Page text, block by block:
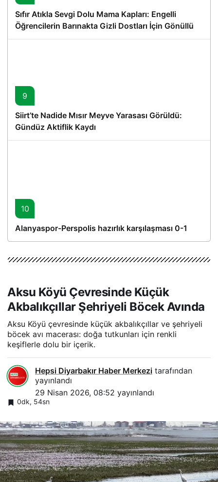
Sıfır Atıkla Sevgi Dolu Mama Kapları: Engelli
Öğrencilerin Barınakta Gizli Dostları İçin Gönüllü
Proje
9
Siirt’te Nadide Mısır Meyve Yarasası Görüldü:
Gündüz Aktiflik Kaydı
10
Alanyaspor-Perspolis hazırlık karşılaşması 0-1
Aksu Köyü Çevresinde Küçük
Akbalıkçıllar Şehriyeli Böcek Avında
Aksu Köyü çevresinde küçük akbalıkçıllar ve şehriyeli
böcek avı macerası: doğa tutkunları için renkli
keşiflerle dolu bir içerik.
Hepsi Diyarbakır Haber Merkezi tarafından
yayınlandı
29 Nisan 2026, 08:52 yayınlandı
0dk, 54sn